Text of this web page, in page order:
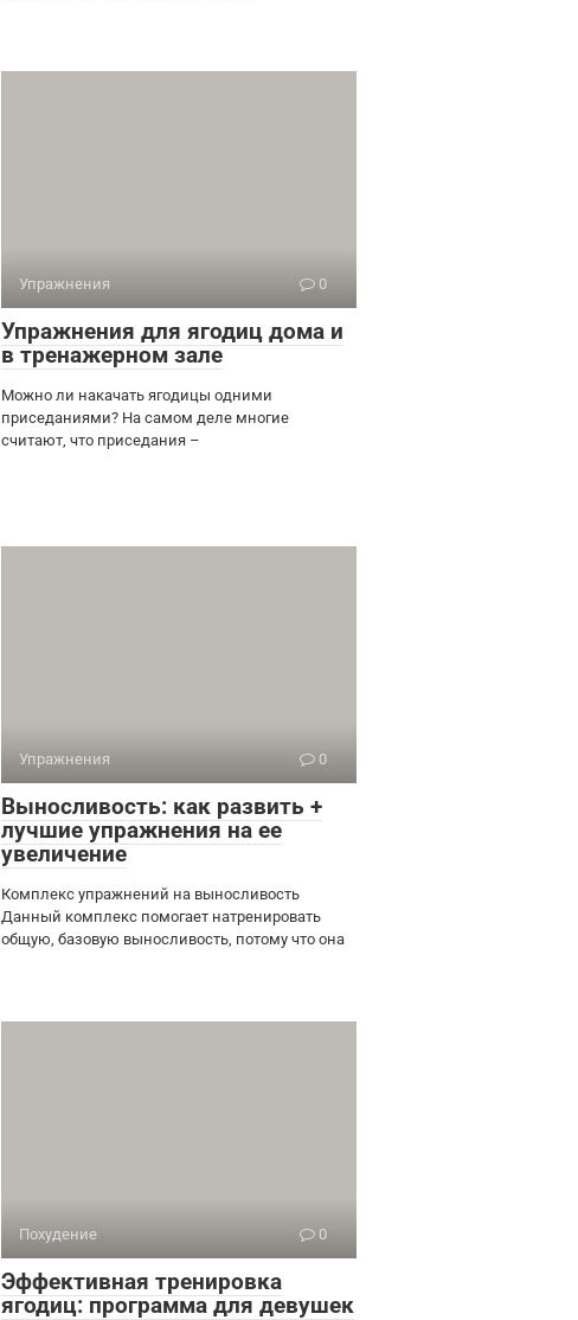
Упражнения 0
Упражнения для ягодиц дома и
в тренажерном зале
Можно ли накачать ягодицы одними
приседаниями? На самом деле многие
считают, что приседания –
Упражнения 0
Выносливость: как развить +
лучшие упражнения на ее
увеличение
Комплекс упражнений на выносливость
Данный комплекс помогает натренировать
общую, базовую выносливость, потому что она
Похудение 0
Эффективная тренировка
ягодиц: программа для девушек